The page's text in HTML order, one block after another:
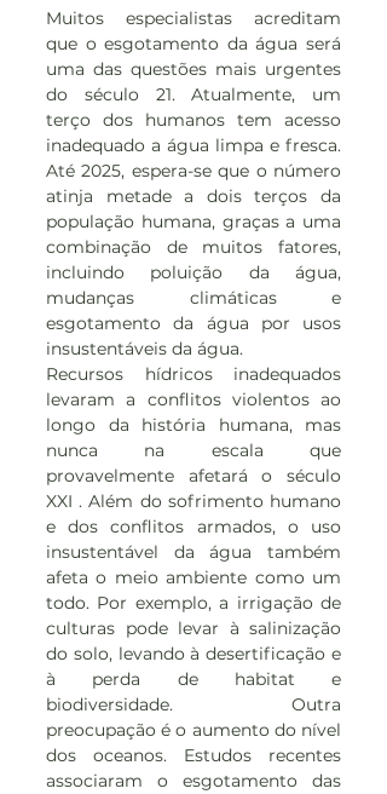
Muitos especialistas acreditam
que o esgotamento da água será
uma das questões mais urgentes
do século 21. Atualmente, um
terço dos humanos tem acesso
inadequado a água limpa e fresca.
Até 2025, espera-se que o número
atinja metade a dois terços da
população humana, graças a uma
combinação de muitos fatores,
incluindo poluição da água,
mudanças climáticas e
esgotamento da água por usos
insustentáveis ​​da água.
Recursos hídricos inadequados
levaram a conflitos violentos ao
longo da história humana, mas
nunca na escala que
provavelmente afetará o século
XXI . Além do sofrimento humano
e dos conflitos armados, o uso
insustentável da água também
afeta o meio ambiente como um
todo. Por exemplo, a irrigação de
culturas pode levar à salinização
do solo, levando à desertificação e
à perda de habitat e
biodiversidade. Outra
preocupação é o aumento do nível
dos oceanos. Estudos recentes
associaram o esgotamento das